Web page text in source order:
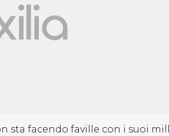
sta facendo faville con i suoi